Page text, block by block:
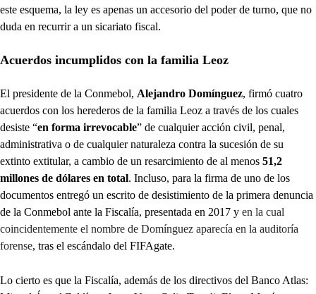
este esquema, la ley es apenas un accesorio del poder de turno, que no
duda en recurrir a un sicariato fiscal.
Acuerdos incumplidos con la familia Leoz
El presidente de la Conmebol, Alejandro Domínguez, firmó cuatro
acuerdos con los herederos de la familia Leoz a través de los cuales
desiste “en forma irrevocable” de cualquier acción civil, penal,
administrativa o de cualquier naturaleza contra la sucesión de su
extinto extitular, a cambio de un resarcimiento de al menos 51,2
millones de dólares en total. Incluso, para la firma de uno de los
documentos entregó un escrito de desistimiento de la primera denuncia
de la Conmebol ante la Fiscalía, presentada en 2017 y en la cual
coincidentemente el nombre de Domínguez aparecía en la auditoría
forense, tras el escándalo del FIFAgate.
Lo cierto es que la Fiscalía, además de los directivos del Banco Atlas: